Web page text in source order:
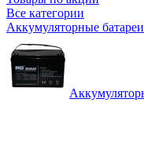
Все категории
Аккумуляторные батареи